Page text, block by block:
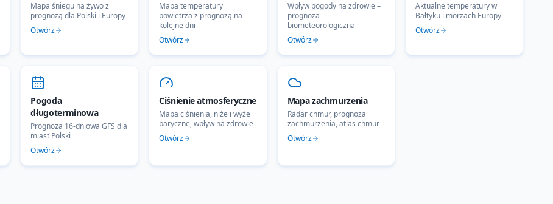
Mapa śniegu na żywo z
prognozą dla Polski i Europy
Otwórz
Mapa temperatury
powietrza z prognozą na
kolejne dni
Otwórz
Wpływ pogody na zdrowie –
prognoza
biometeorologiczna
Otwórz
Aktualne temperatury w
Bałtyku i morzach Europy
Otwórz
Pogoda
długoterminowa
Prognoza 16-dniowa GFS dla
miast Polski
Otwórz
Ciśnienie atmosferyczne
Mapa ciśnienia, niże i wyże
baryczne, wpływ na zdrowie
Otwórz
Mapa zachmurzenia
Radar chmur, prognoza
zachmurzenia, atlas chmur
Otwórz